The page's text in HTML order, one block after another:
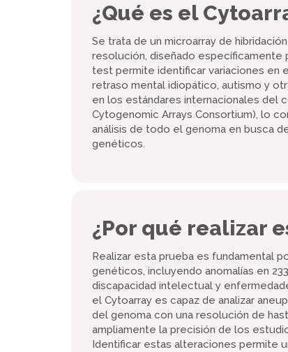
¿Qué es el
Se trata de un microarray de
resolución, diseñado específicamente
test permite identificar variaciones en
retraso mental idiopático, autismo y
en los estándares internacionales del
Cytogenomic Arrays Consortium), lo
análisis de todo el genoma en busca
genéticos.
¿Por qué realizar
Realizar esta prueba es fundamental
genéticos, incluyendo anomalías en
discapacidad intelectual y
el Cytoarray es capaz de analizar
del genoma con una resolución de
ampliamente la precisión de los
Identificar estas alteraciones permite